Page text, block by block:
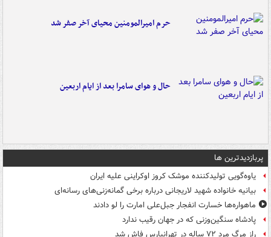
حرم امیرالمومنین محیای آخر صفر شد
حال و هوای سامرا بعد از ایام اربعین
پربازدیدترین ها
یاوه‌گویی تولیدکننده موشک کروز اوکراینی علیه ایران
بیانیه خانواده شهید لاریجانی درباره برخی گمانه‌زنی‌های رسانه‌ای
ماهواره‌ها خسارت انفجار جبل‌علی امارت را لو دادند
پادشاه سنگین‌وزنی که در جهان رقیب ندارد
راز مرگ مرد ۷۲ ساله در تهرانپارس فاش شد